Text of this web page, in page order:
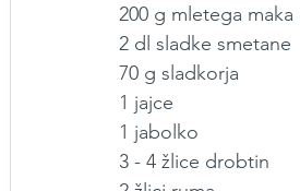
200 g mletega maka
2 dl sladke smetane
70 g sladkorja
1 jajce
1 jabolko
3 - 4 žlice drobtin